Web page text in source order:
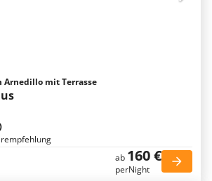
Arnedillo mit Terrasse
ab 160 €
perNight